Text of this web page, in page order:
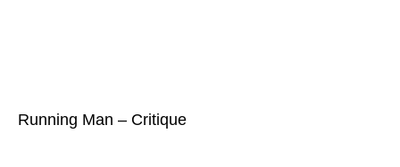
Running Man – Critique